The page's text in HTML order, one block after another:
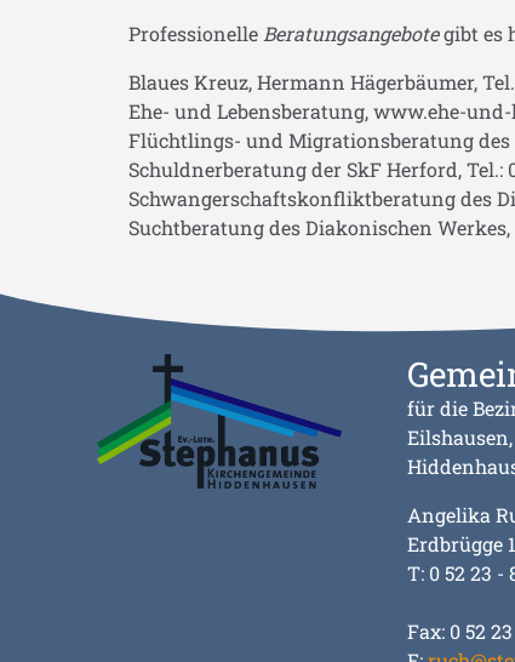
ProfessionelleBeratungsangebotegibt es
Blaues Kreuz, Hermann Hägerbäumer,
Ehe- und Lebensberatung, www.ehe-
Flüchtlings- und Migrationsberatung des
Schuldnerberatung der SkF Herford, Tel.:
Schwangerschaftskonfliktberatung des
Suchtberatung des Diakonischen Werkes,
für die
Angelika
Erdbrügge
T: 0 52 23 -
Fax: 0 52